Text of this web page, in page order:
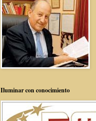
Iluminar con conocimiento